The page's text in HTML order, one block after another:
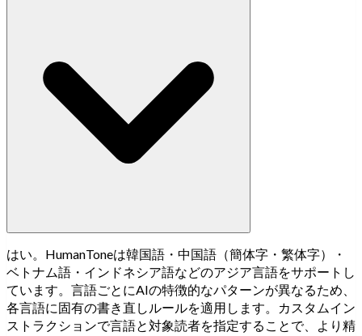
はい。HumanToneは韓国語・中国語（簡体字・繁体字）・
ベトナム語・インドネシア語などのアジア言語をサポートし
ています。言語ごとにAIの特徴的なパターンが異なるため、
各言語に固有の書き直しルールを適用します。カスタムイン
ストラクションで言語と対象読者を指定することで、より精